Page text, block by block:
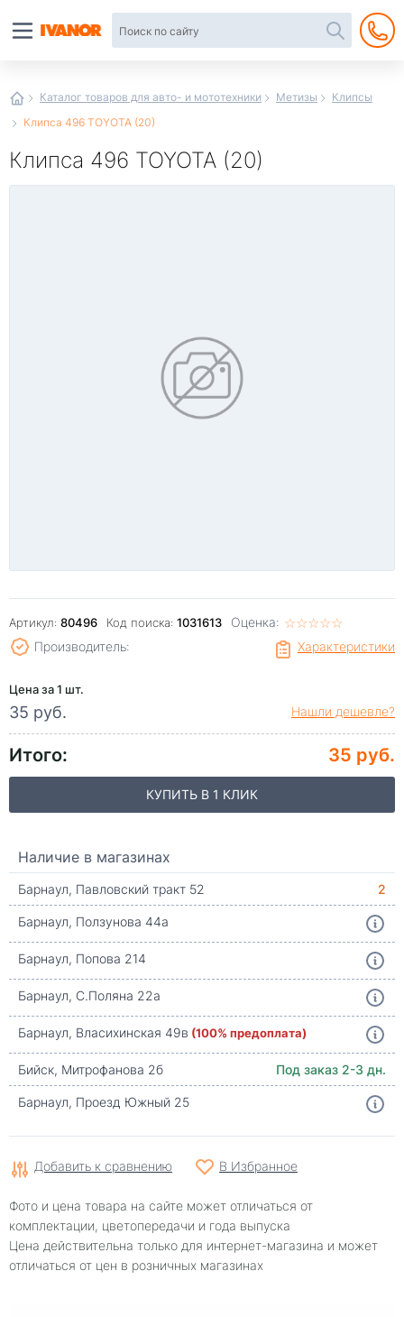
Каталог товаров для авто- и мототехники Метизы
Клипсы
Клипса 496 TOYOTA (20)
Клипса 496 TOYOTA (20)
Артикул: 80496 Код поиска: 1031613 Оценка: ☆☆☆☆☆
★★★★★
Характеристики
Производитель:
Цена за 1 шт.
35 руб. Нашли дешевле?
Итого: 35 руб.
КУПИТЬ В 1 КЛИК
Наличие в магазинах
Барнаул, Павловский тракт 52
2
Барнаул, Ползунова 44а
Барнаул, Попова 214
Барнаул, С.Поляна 22а
Барнаул, Власихинская 49в (100% предоплата)
Бийск, Митрофанова 2б
Под заказ 2-3 дн.
Барнаул, Проезд Южный 25
Добавить к сравнению В Избранное
Фото и цена товара на сайте может отличаться от
комплектации, цветопередачи и года выпуска
Цена действительна только для интернет-магазина и может
отличаться от цен в розничных магазинах
интернет-